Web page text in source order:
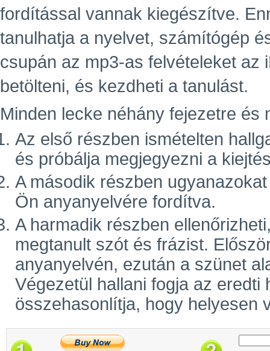
fordítással vannak kiegészítve.
tanulhatja a nyelvet, számítógép
csupán az mp3-as felvételeket az
betölteni, és kezdheti a tanulást.
Minden lecke néhány fejezetre és
Az első részben ismételten
és próbálja megjegyezni a
A második részben
Ön anyanyelvére fordítva.
A harmadik részben
megtanult szót és frázist.
anyanyelvén, ezután a szünet
Végezetül hallani fogja az
összehasonlítja, hogy helyesen